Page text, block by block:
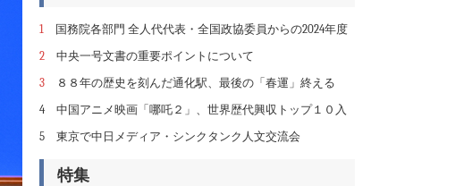
1
国務院各部門 全人代代表・全国政協委員からの2024年度
の提言と提案5000件を採択
2
中央一号文書の重要ポイントについて
3
８８年の歴史を刻んだ通化駅、最後の「春運」終える
中国吉林省
4
中国アニメ映画「哪吒２」、世界歴代興収トップ１０入
り
5 東京で中日メディア・シンクタンク人文交流会
特集